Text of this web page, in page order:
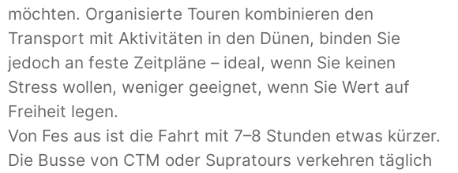
möchten. Organisierte Touren kombinieren den
Transport mit Aktivitäten in den Dünen, binden Sie
jedoch an feste Zeitpläne – ideal, wenn Sie keinen
Stress wollen, weniger geeignet, wenn Sie Wert auf
Freiheit legen.
Von Fes aus ist die Fahrt mit 7–8 Stunden etwas kürzer.
Die Busse von CTM oder Supratours verkehren täglich